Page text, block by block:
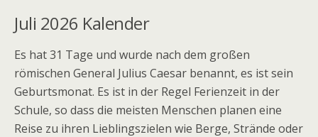
Juli 2026 Kalender
Es hat 31 Tage und wurde nach dem großen
römischen General Julius Caesar benannt, es ist sein
Geburtsmonat. Es ist in der Regel Ferienzeit in der
Schule, so dass die meisten Menschen planen eine
Reise zu ihren Lieblingszielen wie Berge, Strände oder